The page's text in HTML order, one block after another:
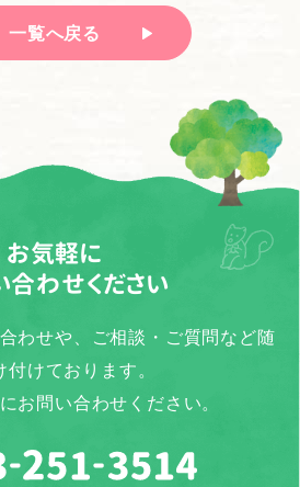
一覧へ戻る
お気軽に
合わせください
わせや、ご相談・ご質問など随
付けております。
お問い合わせください。